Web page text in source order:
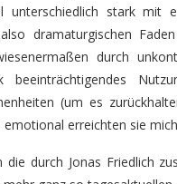
unterschiedlich stark mit
dramaturgischen
durch
beeinträchtigendes
(um es
erreichten sie
durch Jonas Friedlich